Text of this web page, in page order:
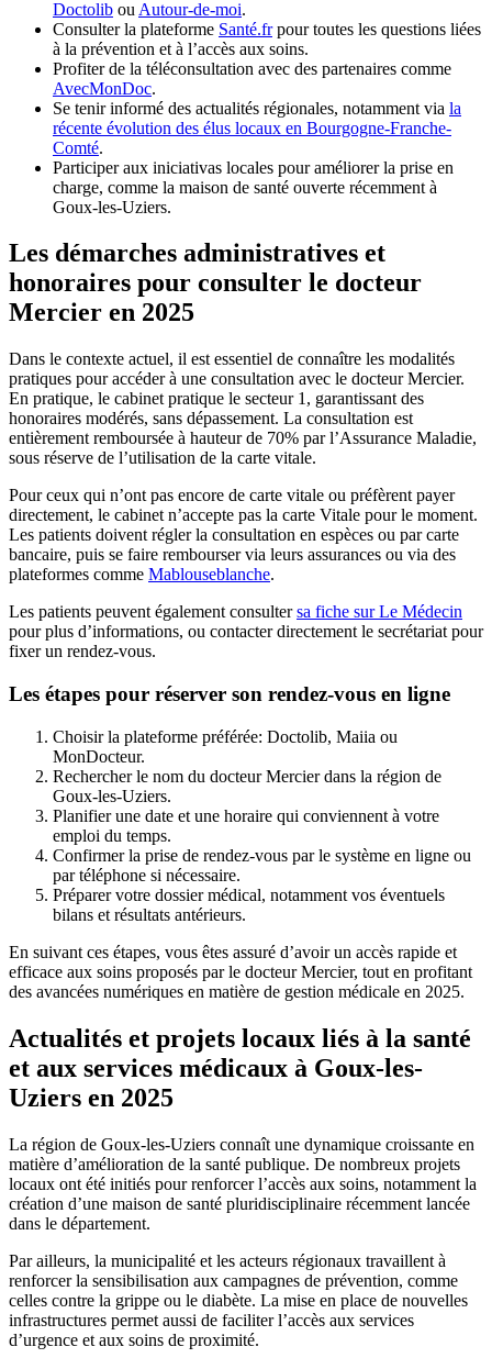
Doctolib ou Autour-de-moi.
Consulter la plateforme Santé.frpour toutes les questions liées
à la prévention et à l’accès aux soins.
Profiter de la téléconsultation avec des partenaires comme
AvecMonDoc.
Se tenir informé des actualités régionales, notamment via la
récente évolution des élus locaux en Bourgogne-Franche-
Comté.
Participer aux iniciativas locales pour améliorer la prise en
charge, comme la maison de santé ouverte récemment à
Goux-les-Uziers.
Les démarches administratives et
honoraires pour consulter le docteur
Mercier en 2025
Dans le contexte actuel, il est essentiel de connaître les modalités
pratiques pour accéder à une consultation avec le docteur Mercier.
En pratique, le cabinet pratique le secteur 1, garantissant des
honoraires modérés, sans dépassement. La consultation est
entièrement remboursée à hauteur de 70% par l’Assurance Maladie,
sous réserve de l’utilisation de la carte vitale.
Pour ceux qui n’ont pas encore de carte vitale ou préfèrent payer
directement, le cabinet n’accepte pas la carte Vitale pour le moment.
Les patients doivent régler la consultation en espèces ou par carte
bancaire, puis se faire rembourser via leurs assurances ou via des
plateformes comme Mablouseblanche.
Les patients peuvent également consultersa fiche sur Le Médecin
pour plus d’informations, ou contacter directement le secrétariat pour
fixer un rendez-vous.
Les étapes pour réserver son rendez-vous en ligne
Choisir la plateforme préférée: Doctolib, Maiia ou
MonDocteur.
Rechercher le nom du docteur Mercier dans la région de
Goux-les-Uziers.
Planifier une date et une horaire qui conviennent à votre
emploi du temps.
Confirmer la prise de rendez-vous par le système en ligne ou
par téléphone si nécessaire.
Préparer votre dossier médical, notamment vos éventuels
bilans et résultats antérieurs.
En suivant ces étapes, vous êtes assuré d’avoir un accès rapide et
efficace aux soins proposés par le docteur Mercier, tout en profitant
des avancées numériques en matière de gestion médicale en 2025.
Actualités et projets locaux liés à la santé
et aux services médicaux à Goux-les-
Uziers en 2025
La région de Goux-les-Uziers connaît une dynamique croissante en
matière d’amélioration de la santé publique. De nombreux projets
locaux ont été initiés pour renforcer l’accès aux soins, notamment la
création d’une maison de santé pluridisciplinaire récemment lancée
dans le département.
Par ailleurs, la municipalité et les acteurs régionaux travaillent à
renforcer la sensibilisation aux campagnes de prévention, comme
celles contre la grippe ou le diabète. La mise en place de nouvelles
infrastructures permet aussi de faciliter l’accès aux services
d’urgence et aux soins de proximité.